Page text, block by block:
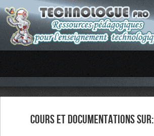
COURS ET DOCUMENTATIONS SUR: